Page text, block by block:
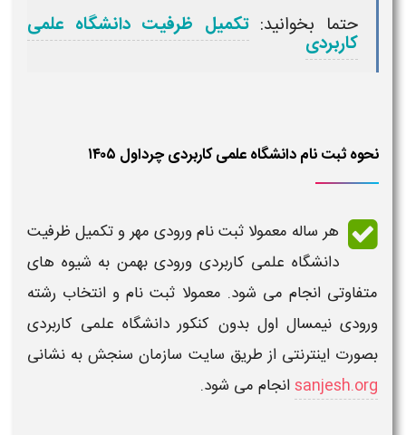
حتما بخوانید: تکمیل ظرفیت دانشگاه علمی
کاربردی
نحوه ثبت نام دانشگاه علمی کاربردی چرداول ۱۴۰۵
هر ساله معمولا ثبت نام ورودی مهر و تکمیل ظرفیت
دانشگاه علمی کاربردی ورودی بهمن به شیوه های
متفاوتی انجام می شود. معمولا ثبت نام و انتخاب رشته
ورودی نیمسال اولبدون کنکور دانشگاه علمی کاربردی
بصورت اینترنتی از طریق سایت سازمان سنجش به نشانی
sanjesh.orgانجام می شود.